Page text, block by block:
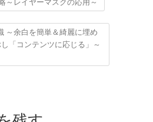
レイヤーマスクの応用～
～余白を簡単＆綺麗に埋め
「コンテンツに応じる」～